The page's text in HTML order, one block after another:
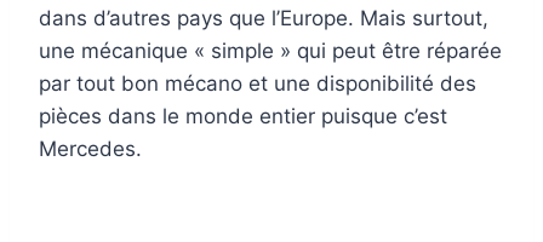
dans d’autres pays que l’Europe. Mais surtout,
une mécanique « simple » qui peut être réparée
par tout bon mécano et une disponibilité des
pièces dans le monde entier puisque c’est
Mercedes.